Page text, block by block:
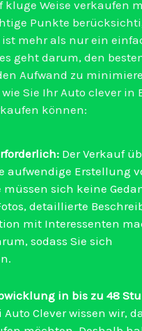
kluge Weise verkaufen
Punkte
mehr als nur ein
geht darum, den
Aufwand zu
Sie Ihr Auto clever in
können:
Der Verkauf
aufwendige Erstellung
sich keine
detaillierte
mit Interessenten
sodass Sie sich
in bis zu 48
Clever wissen wir,